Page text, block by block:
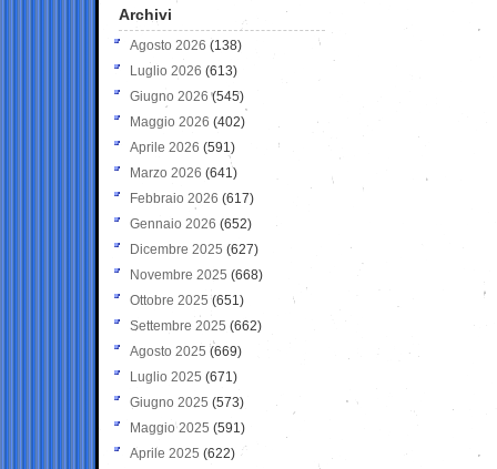
Archivi
Agosto 2026 (138)
Luglio 2026 (613)
Giugno 2026 (545)
Maggio 2026 (402)
Aprile 2026 (591)
Marzo 2026 (641)
Febbraio 2026 (617)
Gennaio 2026 (652)
Dicembre 2025 (627)
Novembre 2025 (668)
Ottobre 2025 (651)
Settembre 2025 (662)
Agosto 2025 (669)
Luglio 2025 (671)
Giugno 2025 (573)
Maggio 2025 (591)
Aprile 2025 (622)